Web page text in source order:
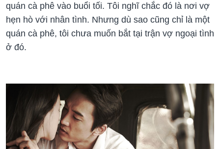
quán cà phê vào buổi tối. Tôi nghĩ chắc đó là nơi vợ
hẹn hò với nhân tình. Nhưng dù sao cũng chỉ là một
quán cà phê, tôi chưa muốn bắt tại trận vợ ngoại tình
ở đó.